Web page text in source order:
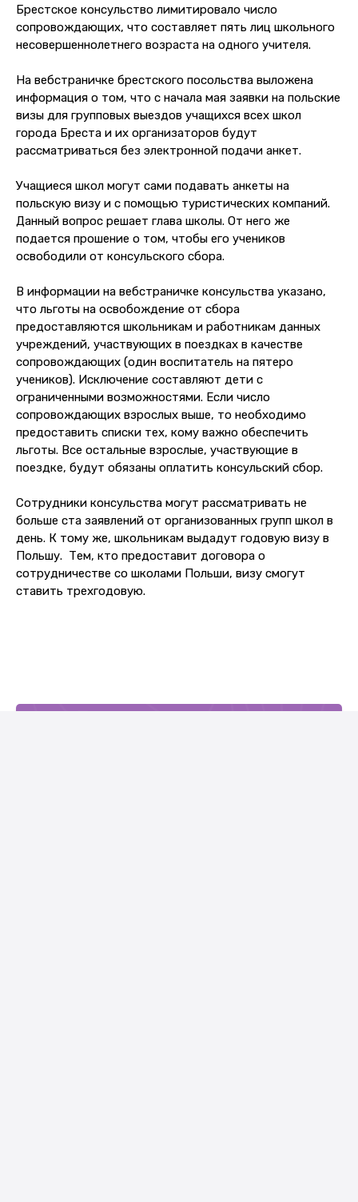
Брестское консульство лимитировало число
сопровождающих, что составляет пять лиц школьного
несовершеннолетнего возраста на одного учителя.
На вебстраничке брестского посольства выложена
информация о том, что с начала мая заявки на польские
визы для групповых выездов учащихся всех школ
города Бреста и их организаторов будут
рассматриваться без электронной подачи анкет.
Учащиеся школ могут сами подавать анкеты на
польскую визу и с помощью туристических компаний.
Данный вопрос решает глава школы. От него же
подается прошение о том, чтобы его учеников
освободили от консульского сбора.
В информации на вебстраничке консульства указано,
что льготы на освобождение от сбора
предоставляются школьникам и работникам данных
учреждений, участвующих в поездках в качестве
сопровождающих (один воспитатель на пятеро
учеников). Исключение составляют дети с
ограниченными возможностями. Если число
сопровождающих взрослых выше, то необходимо
предоставить списки тех, кому важно обеспечить
льготы. Все остальные взрослые, участвующие в
поездке, будут обязаны оплатить консульский сбор.
Сотрудники консульства могут рассматривать не
больше ста заявлений от организованных групп школ в
день. К тому же, школьникам выдадут годовую визу в
Польшу. Тем, кто предоставит договора о
сотрудничестве со школами Польши, визу смогут
ставить трехгодовую.